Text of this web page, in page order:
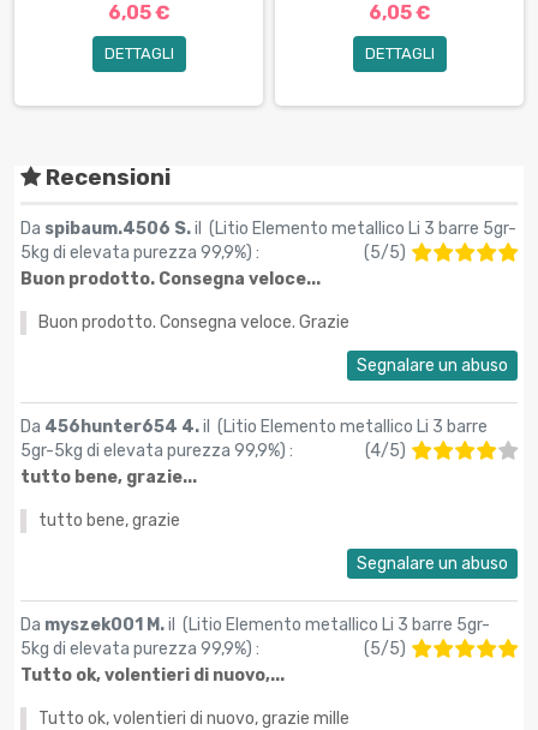
6,05 €
DETTAGLI
6,05 €
DETTAGLI
Recensioni
Da spibaum.4506 S.il (Litio Elemento metallico Li 3 barre 5gr-
5kg di elevata purezza 99,9%) : (5/5)
Buon prodotto. Consegna veloce...
Buon prodotto. Consegna veloce. Grazie
Segnalare un abuso
Da 456hunter654 4.il (Litio Elemento metallico Li 3 barre
5gr-5kg di elevata purezza 99,9%) : (4/5)
tutto bene, grazie...
tutto bene, grazie
Segnalare un abuso
Da myszek001 M.il (Litio Elemento metallico Li 3 barre 5gr-
5kg di elevata purezza 99,9%) : (5/5)
Tutto ok, volentieri di nuovo,...
Tutto ok, volentieri di nuovo, grazie mille